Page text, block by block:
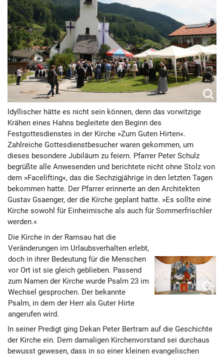
Idyllischer hätte es nicht sein können, denn das vorwitzige
Krähen eines Hahns begleitete den Beginn des
Festgottesdienstes in der Kirche »Zum Guten Hirten«.
Zahlreiche Gottesdienstbesucher waren gekommen, um
dieses besondere Jubiläum zu feiern. Pfarrer Peter Schulz
begrüßte alle Anwesenden und berichtete nicht ohne Stolz von
dem »Facelifting«, das die Sechzigjährige in den letzten Tagen
bekommen hatte. Der Pfarrer erinnerte an den Architekten
Gustav Gsaenger, der die Kirche geplant hatte. »Es sollte eine
Kirche sowohl für Einheimische als auch für Sommerfrischler
werden.«
Die Kirche in der Ramsau hat die
Veränderungen im Urlaubsverhalten erlebt,
doch in ihrer Bedeutung für die Menschen
vor Ort ist sie gleich geblieben. Passend
zum Namen der Kirche wurde Psalm 23 im
Wechsel gesprochen. Der bekannte
Psalm, in dem der Herr als Guter Hirte
angerufen wird.
In seiner Predigt ging Dekan Peter Bertram auf die Geschichte
der Kirche ein. Dem damaligen Kirchenvorstand sei durchaus
bewusst gewesen, dass in so einer kleinen evangelischen